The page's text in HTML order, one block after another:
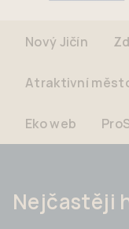
Nový Jičín
Atraktivní
Eko web
Nejčastěji